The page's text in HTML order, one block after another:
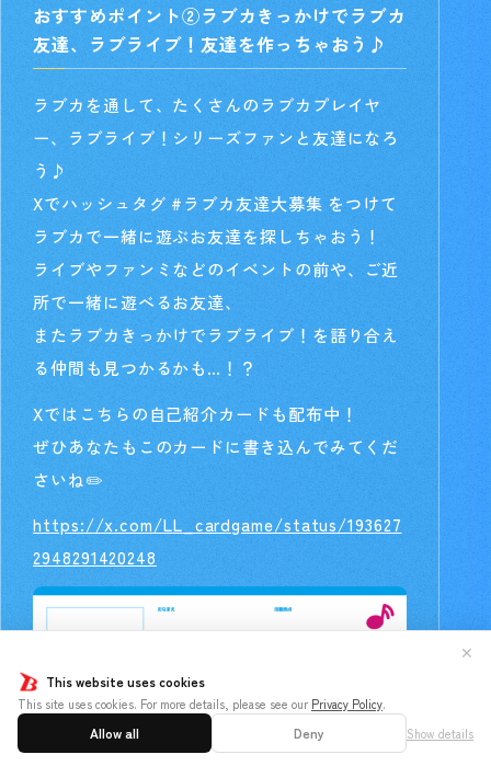
This website uses cookies
This site uses cookies. For more details, please see our Privacy Policy.
Allow all Deny Show details
✕
おすすめポイント②ラブカきっかけでラブカ
友達、ラブライブ！友達を作っちゃおう♪
ラブカを通して、たくさんのラブカプレイヤ
ー、ラブライブ！シリーズファンと友達になろ
う♪
Xでハッシュタグ #ラブカ友達大募集 をつけて
ラブカで一緒に遊ぶお友達を探しちゃおう！
ライブやファンミなどのイベントの前や、ご近
所で一緒に遊べるお友達、
またラブカきっかけでラブライブ！を語り合え
る仲間も見つかるかも…！？
Xではこちらの自己紹介カードも配布中！
ぜひあなたもこのカードに書き込んでみてくだ
さいね✏️
https://x.com/LL_cardgame/status/193627
2948291420248